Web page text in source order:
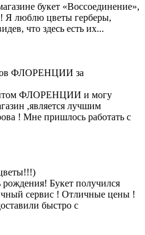
букет «Воссоединение»,
Я люблю цветы герберы,
что здесь есть их...
ФЛОРЕНЦИИ за
ФЛОРЕНЦИИ и могу
,является лучшим
! Мне пришлось работать с
рождения! Букет получился
сервис ! Отличные цены !
быстро с